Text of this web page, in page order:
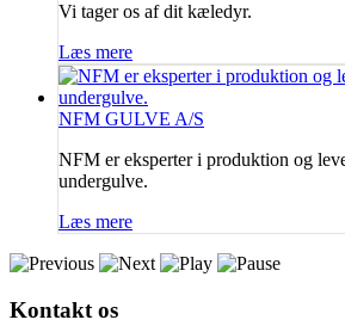
Vi tager os af dit kæledyr.
Læs mere
NFM GULVE A/S
NFM er eksperter i produktion og
undergulve.
Læs mere
Kontakt os